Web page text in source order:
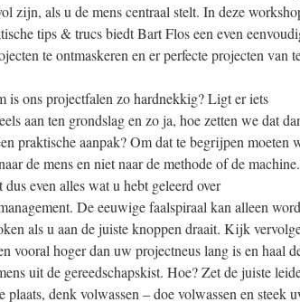
zijn, als u de mens centraal stelt. In deze
tips & trucs biedt Bart Flos een even
te ontmaskeren en er perfecte projecten van
is ons projectfalen zo hardnekkig? Ligt er iets
aan ten grondslag en zo ja, hoe zetten we dat
praktische aanpak? Om dat te begrijpen moeten
de mens en niet naar de methode of de machine.
dus even alles wat u hebt geleerd over
De eeuwige faalspiraal kan alleen
als u aan de juiste knoppen draait. Kijk
vooral hoger dan uw projectneus lang is en haal
uit de gereedschapskist. Hoe? Zet de juiste
plaats, denk volwassen – doe volwassen en steek